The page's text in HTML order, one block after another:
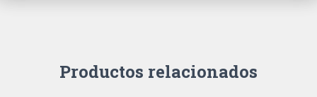
Productos relacionados